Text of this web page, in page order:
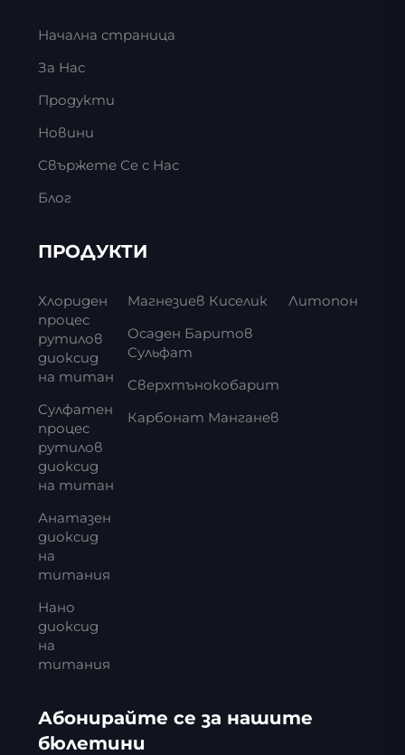
Начална страница
За Нас
Продукти
Новини
Свържете Се с Нас
Блог
ПРОДУКТИ
Хлориден
процес
рутилов
диоксид
на титан
Сулфатен
процес
рутилов
диоксид
на титан
Анатазен
диоксид
на
титания
Нано
диоксид
на
титания
Магнезиев Киселик
Осаден Баритов
Сульфат
Сверхтънокобарит
Карбонат Манганев
Литопон
Абонирайте се за нашите
бюлетини